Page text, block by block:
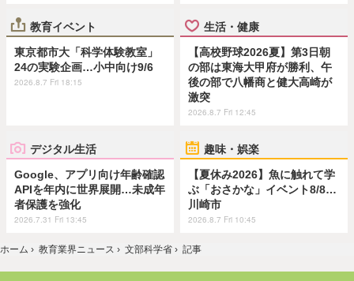
教育イベント
東京都市大「科学体験教室」
24の実験企画…小中向け9/6
2026.8.7 Fri 18:15
生活・健康
【高校野球2026夏】第3日朝
の部は東海大甲府が勝利、午
後の部で八幡商と健大高崎が
激突
2026.8.7 Fri 12:45
デジタル生活
Google、アプリ向け年齢確認
APIを年内に世界展開…未成年
者保護を強化
2026.7.31 Fri 13:45
趣味・娯楽
【夏休み2026】魚に触れて学
ぶ「おさかな」イベント8/8…
川崎市
2026.8.7 Fri 10:45
ホーム › 教育業界ニュース › 文部科学省 › 記事